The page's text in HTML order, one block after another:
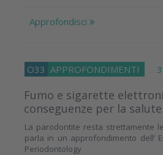
Approfondisci
O33 APPROFONDIMENTI
Fumo e sigarette
conseguenze per la
La parodontite resta strettamente
parla in un approfondimento dell’
Periodontology